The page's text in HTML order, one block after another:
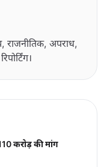
राजनीतिक, अपराध,
करोड़ की मांग